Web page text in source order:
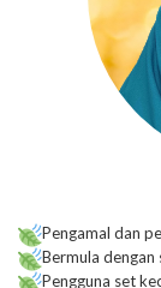
Pengamal dan
Bermula dengan
Pengguna set